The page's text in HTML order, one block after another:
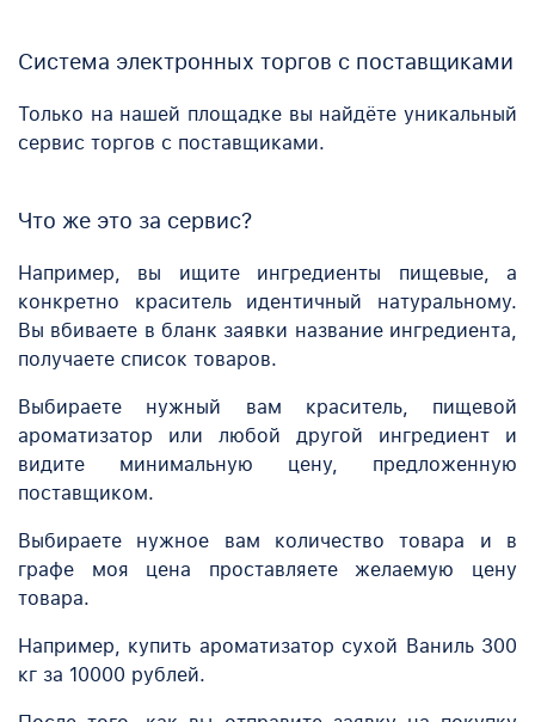
Система электронных торгов с поставщиками
Только на нашей площадке вы найдёте уникальный
сервис торгов с поставщиками.
Что же это за сервис?
Например, вы ищите ингредиенты пищевые, а
конкретно краситель идентичный натуральному.
Вы вбиваете в бланк заявки название ингредиента,
получаете список товаров.
Выбираете нужный вам краситель, пищевой
ароматизатор или любой другой ингредиент и
видите минимальную цену, предложенную
поставщиком.
Выбираете нужное вам количество товара и в
графе моя цена проставляете желаемую цену
товара.
Например, купить ароматизатор сухой Ваниль 300
кг за 10000 рублей.